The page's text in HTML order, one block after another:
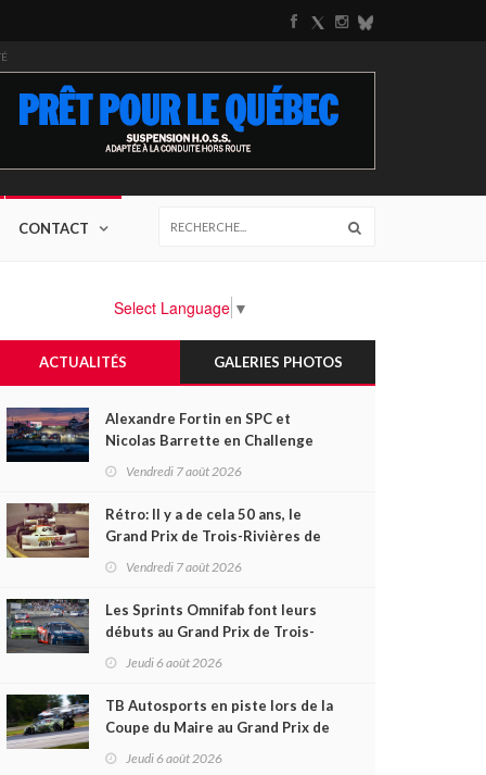
CONTACT
Select Language ▼
ACTUALITÉS GALERIES PHOTOS
Alexandre Fortin en SPC et
Nicolas Barrette en Challenge
Canada héros des premières
Vendredi 7 août 2026
Rétro: Il y a de cela 50 ans, le
Grand Prix de Trois-Rivières de
1976
Vendredi 7 août 2026
Les Sprints Omnifab font leurs
débuts au Grand Prix de Trois-
Rivières avec un format inspiré
Jeudi 6 août 2026
TB Autosports en piste lors de la
Coupe du Maire au Grand Prix de
Trois-Rivières
Jeudi 6 août 2026